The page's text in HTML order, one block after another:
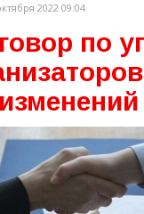
2022 09:04
по